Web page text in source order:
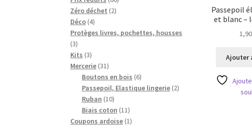
Passepoil
et blanc –
Ajouter
Zéro déchet 22
Déco 44
produits
Protèges livres, pochettes, housses
33
produits
Kits 33
produits
Mercerie 3131
produits
Boutons en bois 66
produits
Passepoil, Elastique lingerie 22
Ruban 1010
produits
Biais coton 1111
produits
Coupons ardoise 11